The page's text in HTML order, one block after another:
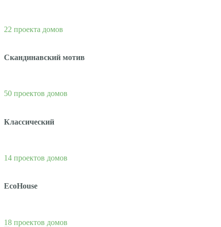
22 проекта домов
Скандинавский мотив
50 проектов домов
Классический
14 проектов домов
EcoHouse
18 проектов домов